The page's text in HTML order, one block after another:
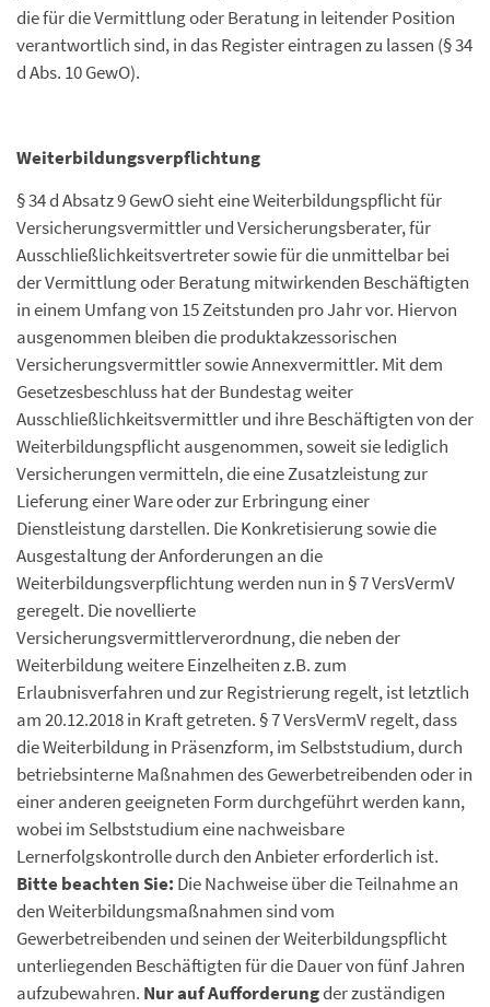
die für die Vermittlung oder Beratung in leitender Position
verantwortlich sind, in das Register eintragen zu lassen (§ 34
d Abs. 10 GewO).
Weiterbildungsverpflichtung
§ 34 d Absatz 9 GewO sieht eine Weiterbildungspflicht für
Versicherungsvermittler und Versicherungsberater, für
Ausschließlichkeitsvertreter sowie für die unmittelbar bei
der Vermittlung oder Beratung mitwirkenden Beschäftigten
in einem Umfang von 15 Zeitstunden pro Jahr vor. Hiervon
ausgenommen bleiben die produktakzessorischen
Versicherungsvermittler sowie Annexvermittler. Mit dem
Gesetzesbeschluss hat der Bundestag weiter
Ausschließlichkeitsvermittler und ihre Beschäftigten von der
Weiterbildungspflicht ausgenommen, soweit sie lediglich
Versicherungen vermitteln, die eine Zusatzleistung zur
Lieferung einer Ware oder zur Erbringung einer
Dienstleistung darstellen. Die Konkretisierung sowie die
Ausgestaltung der Anforderungen an die
Weiterbildungsverpflichtung werden nun in § 7 VersVermV
geregelt. Die novellierte
Versicherungsvermittlerverordnung, die neben der
Weiterbildung weitere Einzelheiten z.B. zum
Erlaubnisverfahren und zur Registrierung regelt, ist letztlich
am 20.12.2018 in Kraft getreten. § 7 VersVermV regelt, dass
die Weiterbildung in Präsenzform, im Selbststudium, durch
betriebsinterne Maßnahmen des Gewerbetreibenden oder in
einer anderen geeigneten Form durchgeführt werden kann,
wobei im Selbststudium eine nachweisbare
Lernerfolgskontrolle durch den Anbieter erforderlich ist.
Bitte beachten Sie: Die Nachweise über die Teilnahme an
den Weiterbildungsmaßnahmen sind vom
Gewerbetreibenden und seinen der Weiterbildungspflicht
unterliegenden Beschäftigten für die Dauer von fünf Jahren
aufzubewahren. Nur auf Aufforderungder zuständigen